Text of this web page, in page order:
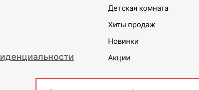
Детская комната
Хиты продаж
Новинки
Акции